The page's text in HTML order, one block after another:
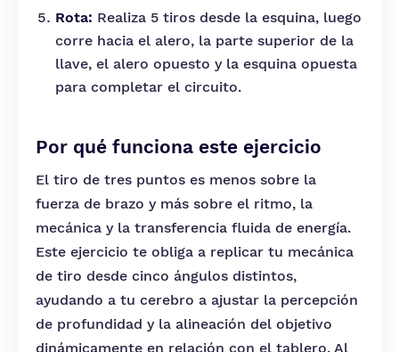
Rota: Realiza 5 tiros desde la esquina, luego
corre hacia el alero, la parte superior de la
llave, el alero opuesto y la esquina opuesta
para completar el circuito.
Por qué funciona este ejercicio
El tiro de tres puntos es menos sobre la
fuerza de brazo y más sobre el ritmo, la
mecánica y la transferencia fluida de energía.
Este ejercicio te obliga a replicar tu mecánica
de tiro desde cinco ángulos distintos,
ayudando a tu cerebro a ajustar la percepción
de profundidad y la alineación del objetivo
dinámicamente en relación con el tablero. Al